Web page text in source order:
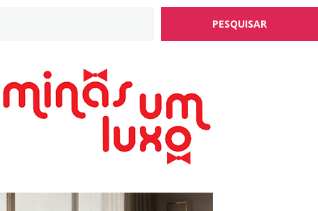
PESQUISAR